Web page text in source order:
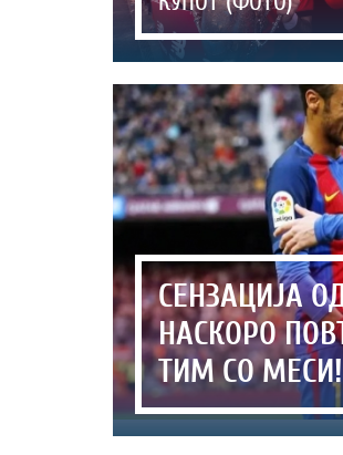
СЕНЗАЦИЈА
НАСКОРО
ТИМ СО МЕСИ!